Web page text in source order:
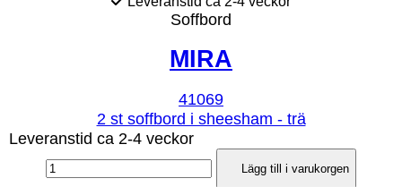
Soffbord
MIRA
41069
2 st soffbord i sheesham - trä
Leveranstid ca 2-4 veckor
Lägg till i varukorgen